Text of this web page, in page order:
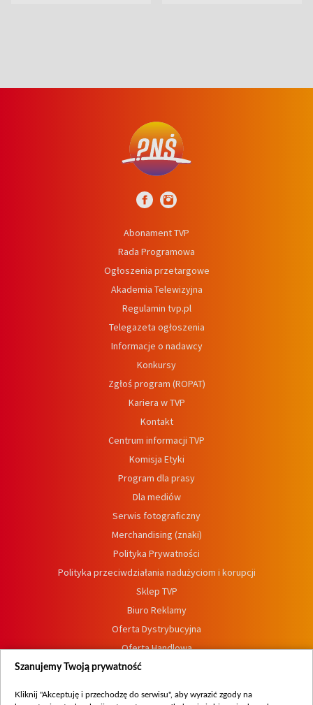
Abonament TVP
Rada Programowa
Ogłoszenia przetargowe
Akademia Telewizyjna
Regulamin tvp.pl
Telegazeta ogłoszenia
Informacje o nadawcy
Konkursy
Zgłoś program (ROPAT)
Kariera w TVP
Kontakt
Centrum informacji TVP
Komisja Etyki
Program dla prasy
Dla mediów
Serwis fotograficzny
Merchandising (znaki)
Polityka Prywatności
Polityka przeciwdziałania nadużyciom i korupcji
Sklep TVP
Biuro Reklamy
Oferta Dystrybucyjna
Oferta Handlowa
Dostępność
Szanujemy Twoją prywatność
Kliknij "Akceptuję i przechodzę do serwisu", aby wyrazić zgody na